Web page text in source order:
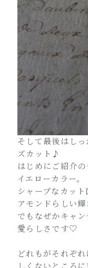
そして最後はし
ズカット♪
はじめにご紹介
イエローカラー。
シャープなカッ
アモンドらしい輝
でもなぜかキャ
愛らしさです♡
どれもがそれぞ
しくないところ